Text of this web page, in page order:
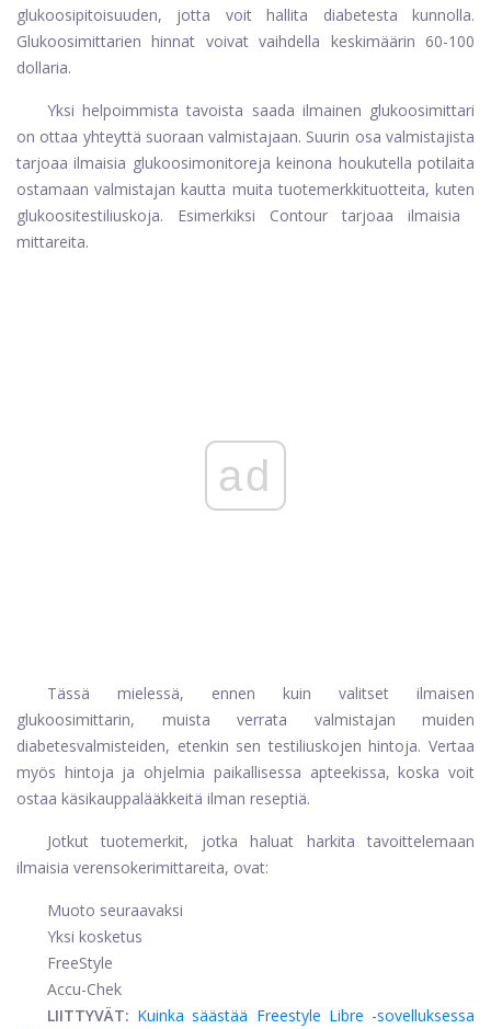
glukoosipitoisuuden, jotta voit hallita diabetesta kunnolla.
Glukoosimittarien hinnat voivat vaihdella keskimäärin 60-100
dollaria.
Yksi helpoimmista tavoista saada ilmainen glukoosimittari
on ottaa yhteyttä suoraan valmistajaan. Suurin osa valmistajista
tarjoaa ilmaisia ​​glukoosimonitoreja keinona houkutella potilaita
ostamaan valmistajan kautta muita tuotemerkkituotteita, kuten
glukoositestiliuskoja. Esimerkiksi Contour tarjoaa ilmaisia ​​
mittareita.
ad
Tässä mielessä, ennen kuin valitset ilmaisen
glukoosimittarin, muista verrata valmistajan muiden
diabetesvalmisteiden, etenkin sen testiliuskojen hintoja. Vertaa
myös hintoja ja ohjelmia paikallisessa apteekissa, koska voit
ostaa käsikauppalääkkeitä ilman reseptiä.
Jotkut tuotemerkit, jotka haluat harkita tavoittelemaan
ilmaisia ​​verensokerimittareita, ovat:
Muoto seuraavaksi
Yksi kosketus
FreeStyle
Accu-Chek
LIITTYVÄT: Kuinka säästää Freestyle Libre -sovelluksessa